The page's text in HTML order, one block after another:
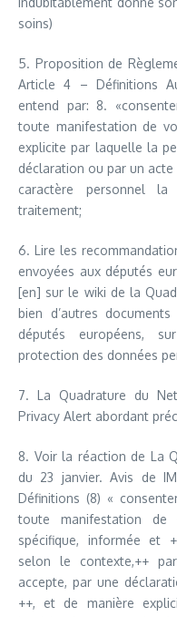
soins)
5. Proposition de
Article 4 – Définitions
entend par: 8.
toute manifestation de
explicite par laquelle la
déclaration ou par un
caractère personnel la
traitement;
6. Lire les
envoyées aux députés
[en] sur le wiki de la
bien d’autres
députés européens,
protection des données
7. La Quadrature du
Privacy Alert abordant
8. Voir la réaction de La
du 23 janvier. Avis de
Définitions (8) «
toute manifestation
spécifique, informée et
selon le contexte,++
accepte, par une
++, et de manière